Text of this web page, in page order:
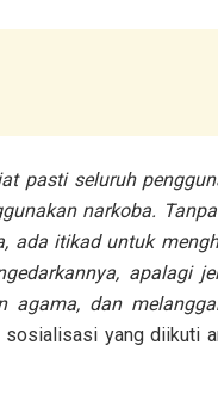
pasti seluruh
narkoba.
ada itikad untuk
apalagi
dan
yang diikuti